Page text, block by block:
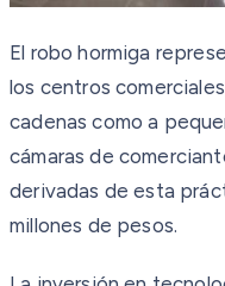
El robo hormiga
los centros
cadenas como a
cámaras de
derivadas de esta
millones de pesos.